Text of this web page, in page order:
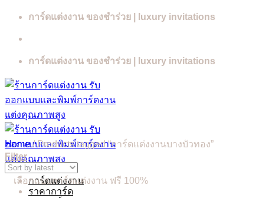
Skip
การ์ดแต่งงาน ของชำร่วย | luxury invitations
การ์ดแต่งงาน ของชำร่วย | luxury invitations
การ์ดแต่งงาน
ราคาการ์ด
Home /Products tagged “การ์ดแต่งงานบางบัวทอง”
Filter
เลือกแบบการ์ดแต่งงาน ฟรี 100%